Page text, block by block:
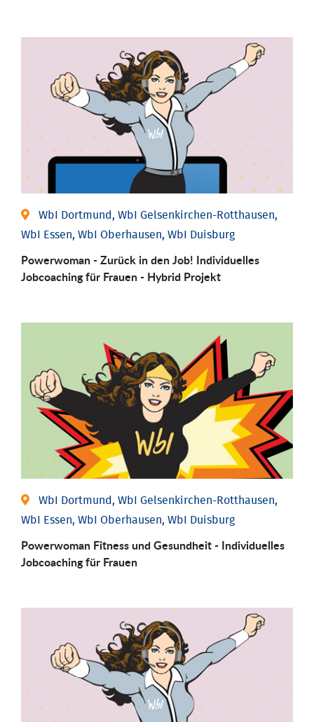
WbI Dortmund, WbI Gelsenkirchen-Rotthausen,
WbI Essen, WbI Oberhausen, WbI Duisburg
Powerwoman - Zurück in den Job! Individuelles
Jobcoaching für Frauen - Hybrid Projekt
WbI Dortmund, WbI Gelsenkirchen-Rotthausen,
WbI Essen, WbI Oberhausen, WbI Duisburg
Powerwoman Fitness und Gesund­heit - Individu­elles
Job­coaching für Frauen